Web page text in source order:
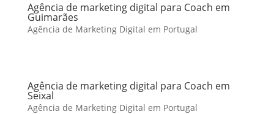
Agência de marketing digital para Coach em
Guimarães
Agência de Marketing Digital em Portugal
Agência de marketing digital para Coach em
Seixal
Agência de Marketing Digital em Portugal